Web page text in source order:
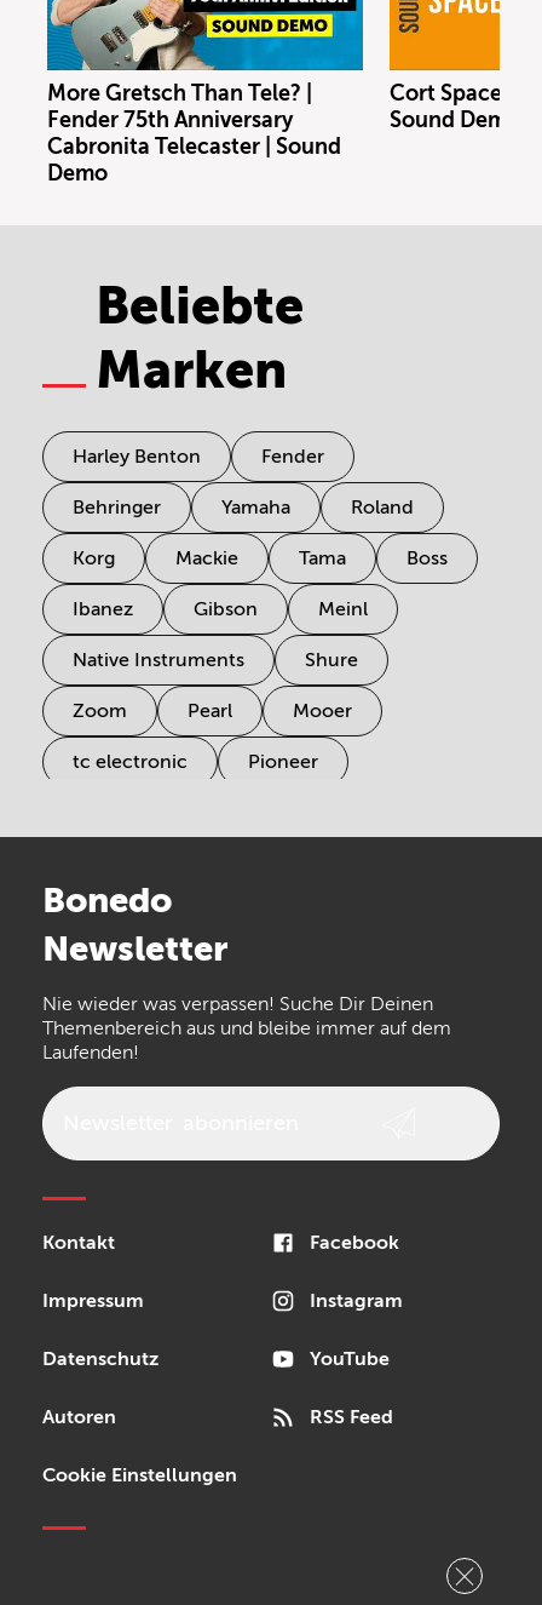
More Gretsch Than Tele? |
Fender 75th Anniversary
Cabronita Telecaster | Sound
Demo
Cort Space 4
Sound Demo
Beliebte
Marken
Harley Benton Fender
Behringer Yamaha Roland
Korg Mackie Tama Boss
Ibanez Gibson Meinl
Native Instruments Shure
Zoom Pearl Mooer
tc electronic Pioneer
Arturia
the t.bone
Walrus Audio Epiphone
Bonedo
Newsletter
Nie wieder was verpassen! Suche Dir Deinen
Themenbereich aus und bleibe immer auf dem
Laufenden!
Kontakt
Impressum
Datenschutz
Autoren
Cookie Einstellungen
Facebook
Instagram
YouTube
RSS Feed